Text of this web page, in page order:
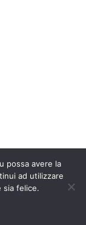
possa avere la
ad utilizzare
sia felice.